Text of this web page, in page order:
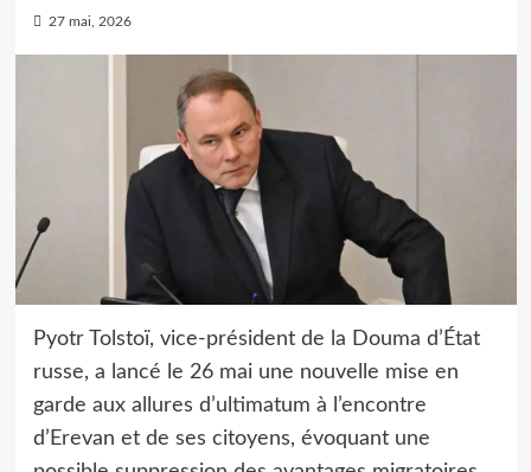
27 mai, 2026
Pyotr Tolstoï, vice-président de la Douma d’État
russe, a lancé le 26 mai une nouvelle mise en
garde aux allures d’ultimatum à l’encontre
d’Erevan et de ses citoyens, évoquant une